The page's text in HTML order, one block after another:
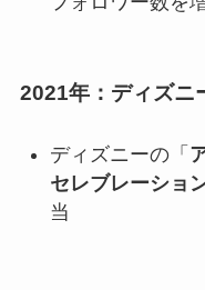
2021年：ディズニ
ディズニーの「
セレブレーショ
当